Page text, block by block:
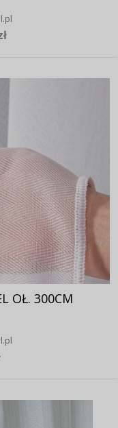
OŁ. 300CM